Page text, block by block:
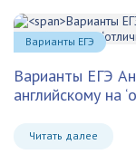
Варианты ЕГЭ
английскому на
Читать далее
Варианты ЕГЭ